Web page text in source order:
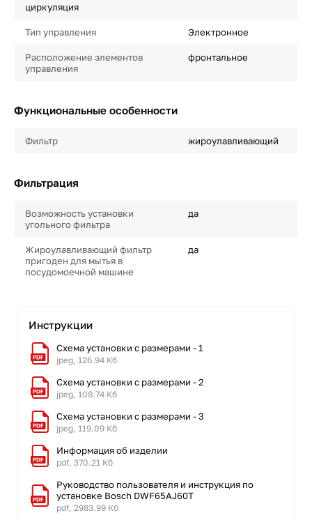
циркуляция
Тип управления Электронное
Расположение элементов
управления
фронтальное
Функциональные особенности
Фильтр жироулавливающий
Фильтрация
Возможность установки
угольного фильтра
да
Жироулавливающий фильтр
пригоден для мытья в
посудомоечной машине
да
Инструкции
Схема установки с размерами - 1
jpeg, 126.94 Кб
Схема установки с размерами - 2
jpeg, 108.74 Кб
Схема установки с размерами - 3
jpeg, 119.09 Кб
Информация об изделии
pdf, 370.21 Кб
Руководство пользователя и инструкция по
установке Bosch DWF65AJ60T
pdf, 2983.99 Кб